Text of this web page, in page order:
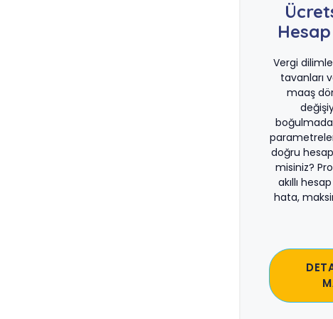
Vergi
tavanları
maaş
doğru
misiniz?
akıllı
hata,